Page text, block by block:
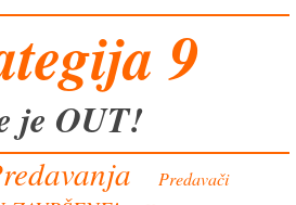
9
je OUT!
Predavači